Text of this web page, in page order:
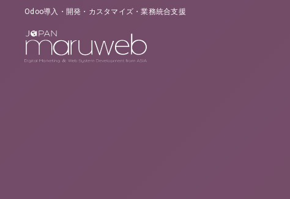
Odoo導入・開発・カスタマイズ・業務統合支援